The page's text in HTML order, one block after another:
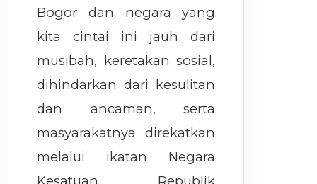
Bogor dan negara yang
kita cintai ini jauh dari
musibah, keretakan sosial,
dihindarkan dari kesulitan
dan ancaman, serta
masyarakatnya direkatkan
melalui ikatan Negara